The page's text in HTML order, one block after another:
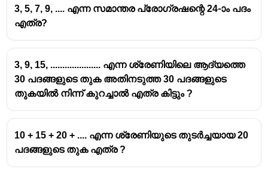
=50^2= 2500
3, 5, 7, 9, .... എന്ന സമാന്തര പ്രോഗ്രഷന്റെ 24-ാം പദം
എത്ര?
3, 9, 15, ..................... എന്ന ശ്രേണിയിലെ ആദ്യത്തെ
30 പദങ്ങളുടെ തുക അതിനടുത്ത 30 പദങ്ങളുടെ
തുകയിൽ നിന്ന് കുറച്ചാൽ എത്ര കിട്ടും ?
10 + 15 + 20 + .... എന്ന ശ്രേണിയുടെ തുടർച്ചയായ 20
പദങ്ങളുടെ തുക എത്ര ?